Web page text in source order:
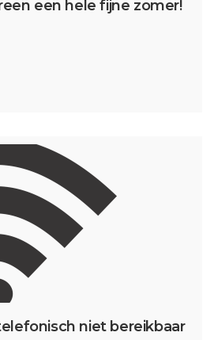
een hele fijne zomer!
niet bereikbaar